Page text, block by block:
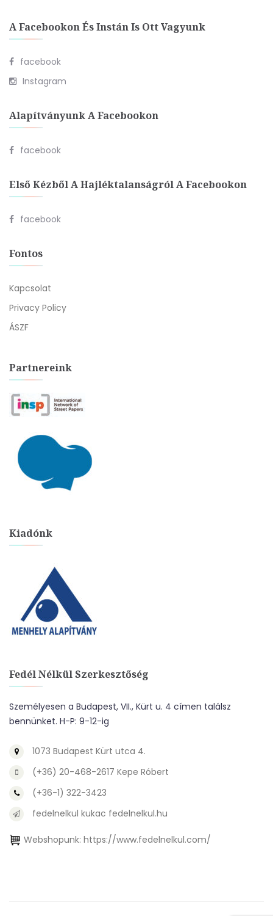
A Facebookon És Instán Is Ott Vagyunk
facebook
Instagram
Alapítványunk A Facebookon
facebook
Első Kézből A Hajléktalanságról A Facebookon
facebook
Fontos
Kapcsolat
Privacy Policy
ÁSZF
Partnereink
Kiadónk
Fedél Nélkül Szerkesztőség
Személyesen a Budapest, VII., Kürt u. 4 címen találsz
bennünket. H-P: 9-12-ig
1073 Budapest Kürt utca 4.
(+36) 20-468-2617 Kepe Róbert
(+36-1) 322-3423
fedelnelkul kukac fedelnelkul.hu
Webshopunk: https://www.fedelnelkul.com/